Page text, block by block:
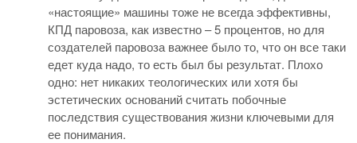
«настоящие» машины тоже не всегда эффективны,
КПД паровоза, как известно – 5 процентов, но для
создателей паровоза важнее было то, что он все таки
едет куда надо, то есть был бы результат. Плохо
одно: нет никаких теологических или хотя бы
эстетических оснований считать побочные
последствия существования жизни ключевыми для
ее понимания.